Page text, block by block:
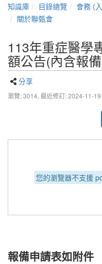
知識庫 目錄總覽
會務 (入會
關於聯甄會
113年重症醫學
額公告(內含報
分享
瀏覽: 3014, 最近修訂: 2024-11-19
您的瀏覽器不支援
報備申請表如附件